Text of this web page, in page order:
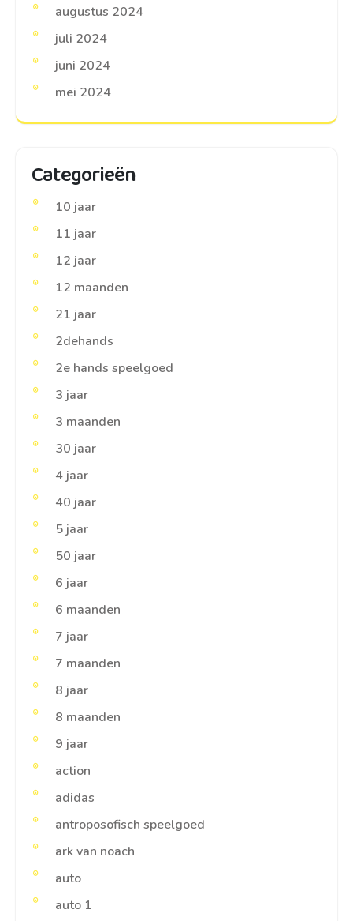
augustus 2024
juli 2024
juni 2024
mei 2024
Categorieën
10 jaar
11 jaar
12 jaar
12 maanden
21 jaar
2dehands
2e hands speelgoed
3 jaar
3 maanden
30 jaar
4 jaar
40 jaar
5 jaar
50 jaar
6 jaar
6 maanden
7 jaar
7 maanden
8 jaar
8 maanden
9 jaar
action
adidas
antroposofisch speelgoed
ark van noach
auto
auto 1